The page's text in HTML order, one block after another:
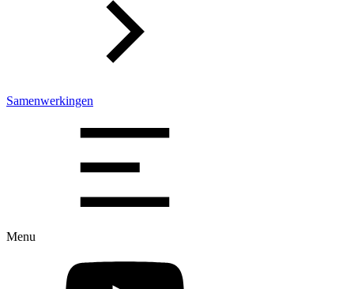
Samenwerkingen
Menu